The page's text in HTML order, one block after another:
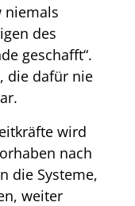
niemals
des
geschafft“.
die dafür nie
wird
nach
die Systeme,
weiter